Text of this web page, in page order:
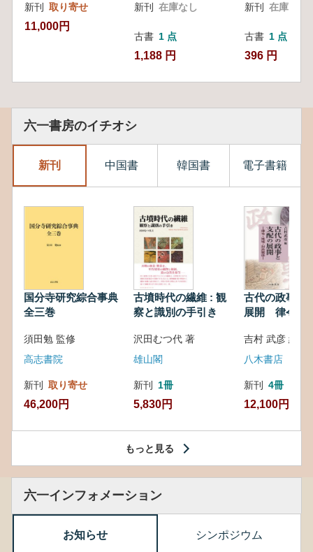
新刊 取り寄せ
11,000円
新刊 在庫なし
古書 1 点
1,188 円
新刊 在庫なし
古書 1 点
396 円
六一書房のイチオシ
新刊 中国書 韓国書 電子書籍
国分寺研究綜合事典
全三巻
須田勉 監修
高志書院
新刊 取り寄せ
46,200円
古墳時代の繊維 : 観
察と識別の手引き
沢田むつ代 著
雄山閣
新刊 1冊
5,830円
古代の政事と
展開 律令・
吉村 武彦 編集
八木書店
新刊 4冊
12,100円
もっと見る
六一インフォメーション
お知らせ シンポジウム